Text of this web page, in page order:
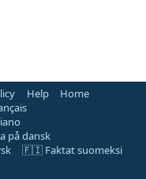
Help
Home
på dansk
🇫🇮 Faktat suomeksi